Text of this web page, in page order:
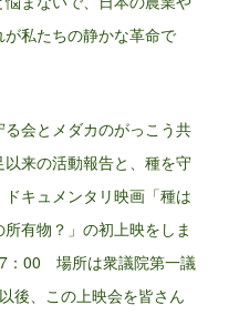
私たちの静かな革命で
会とメダカのがっこう共
来の活動報告と、種を守
キュメンタリ映画「種は
有物？」の初上映をしま
：00 場所は衆議院第一議
後、この上映会を皆さん